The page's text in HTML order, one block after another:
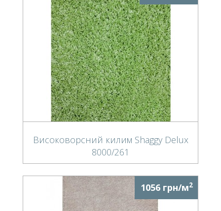
Високоворсний килим Shaggy Delux
8000/261
1056 грн/м2